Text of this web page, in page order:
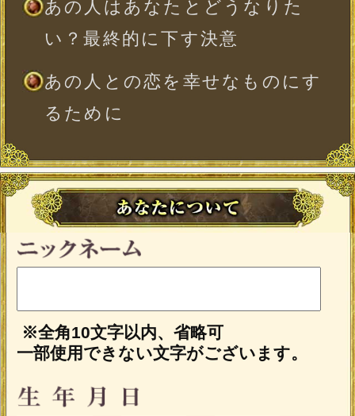
00）の場合、23：00〜0：00（晩子刻）は
盤が表示されます。
※必須